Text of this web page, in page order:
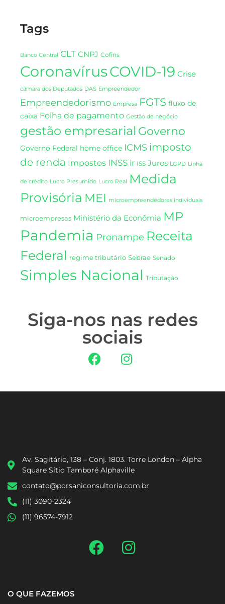
Tags
Banco Central CLT CNPJ Cofins
CoronavírusCOVID-19 Crise
câmara dos Deputados DAS Empreendedor
Empreendedorismo Empresa FGTS fluxo de
caixa Folha de pagamento Gestão de negócio
gestão empresarial Governo
Governo Federal home office ICMS imposto
de renda Impostos INSS ir ISS Juros LGPD Linha
de crédito Lucro Presumido Lucro Real
Medida
Provisória MEI microempreendedores individuais
microempresas Ministério da Econômia MP
Pandemia Pronampe Receita
Federal regime tributário Sebrae Senado
Simples Nacional Tributação
Siga-nos nas redes
sociais
Av. Sagitário, 138 – Conj. 1803. Torre London – Alpha
Square Sítio Tamboré Alphaville
contato@porsaniconsultoria.com.br
(11) 3090-2324
(11) 96574-7912
O QUE FAZEMOS